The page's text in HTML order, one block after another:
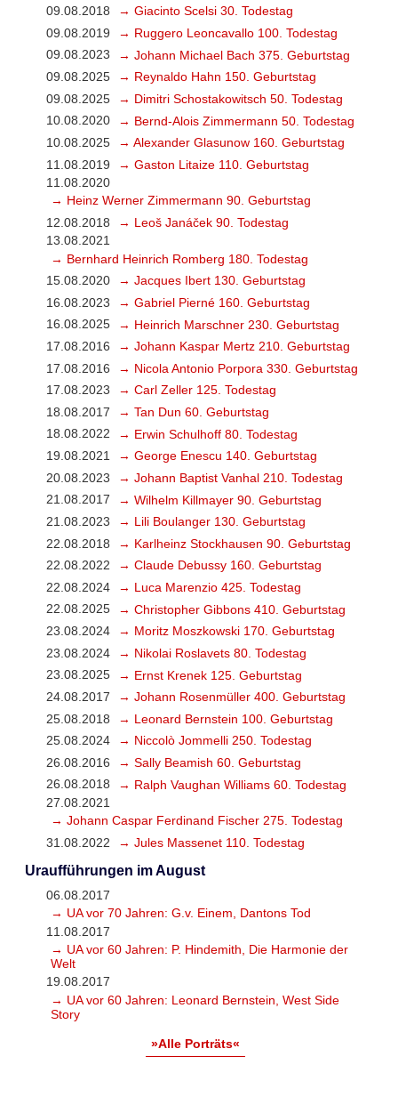
09.08.2018
→ Giacinto Scelsi 30. Todestag
09.08.2019
→ Ruggero Leoncavallo 100. Todestag
09.08.2023
→ Johann Michael Bach 375. Geburtstag
09.08.2025
→ Reynaldo Hahn 150. Geburtstag
09.08.2025
→ Dimitri Schostakowitsch 50. Todestag
10.08.2020
→ Bernd-Alois Zimmermann 50. Todestag
10.08.2025
→ Alexander Glasunow 160. Geburtstag
11.08.2019
→ Gaston Litaize 110. Geburtstag
11.08.2020
→ Heinz Werner Zimmermann 90. Geburtstag
12.08.2018
→ Leoš Janáček 90. Todestag
13.08.2021
→ Bernhard Heinrich Romberg 180. Todestag
15.08.2020
→ Jacques Ibert 130. Geburtstag
16.08.2023
→ Gabriel Pierné 160. Geburtstag
16.08.2025
→ Heinrich Marschner 230. Geburtstag
17.08.2016
→ Johann Kaspar Mertz 210. Geburtstag
17.08.2016
→ Nicola Antonio Porpora 330. Geburtstag
17.08.2023
→ Carl Zeller 125. Todestag
18.08.2017
→ Tan Dun 60. Geburtstag
18.08.2022
→ Erwin Schulhoff 80. Todestag
19.08.2021
→ George Enescu 140. Geburtstag
20.08.2023
→ Johann Baptist Vanhal 210. Todestag
21.08.2017
→ Wilhelm Killmayer 90. Geburtstag
21.08.2023
→ Lili Boulanger 130. Geburtstag
22.08.2018
→ Karlheinz Stockhausen 90. Geburtstag
22.08.2022
→ Claude Debussy 160. Geburtstag
22.08.2024
→ Luca Marenzio 425. Todestag
22.08.2025
→ Christopher Gibbons 410. Geburtstag
23.08.2024
→ Moritz Moszkowski 170. Geburtstag
23.08.2024
→ Nikolai Roslavets 80. Todestag
23.08.2025
→ Ernst Krenek 125. Geburtstag
24.08.2017
→ Johann Rosenmüller 400. Geburtstag
25.08.2018
→ Leonard Bernstein 100. Geburtstag
25.08.2024
→ Niccolò Jommelli 250. Todestag
26.08.2016
→ Sally Beamish 60. Geburtstag
26.08.2018
→ Ralph Vaughan Williams 60. Todestag
27.08.2021
→ Johann Caspar Ferdinand Fischer 275. Todestag
31.08.2022
→ Jules Massenet 110. Todestag
Uraufführungen im August
06.08.2017
→ UA vor 70 Jahren: G.v. Einem, Dantons Tod
11.08.2017
→ UA vor 60 Jahren: P. Hindemith, Die Harmonie der
Welt
19.08.2017
→ UA vor 60 Jahren: Leonard Bernstein, West Side
Story
»Alle Porträts«